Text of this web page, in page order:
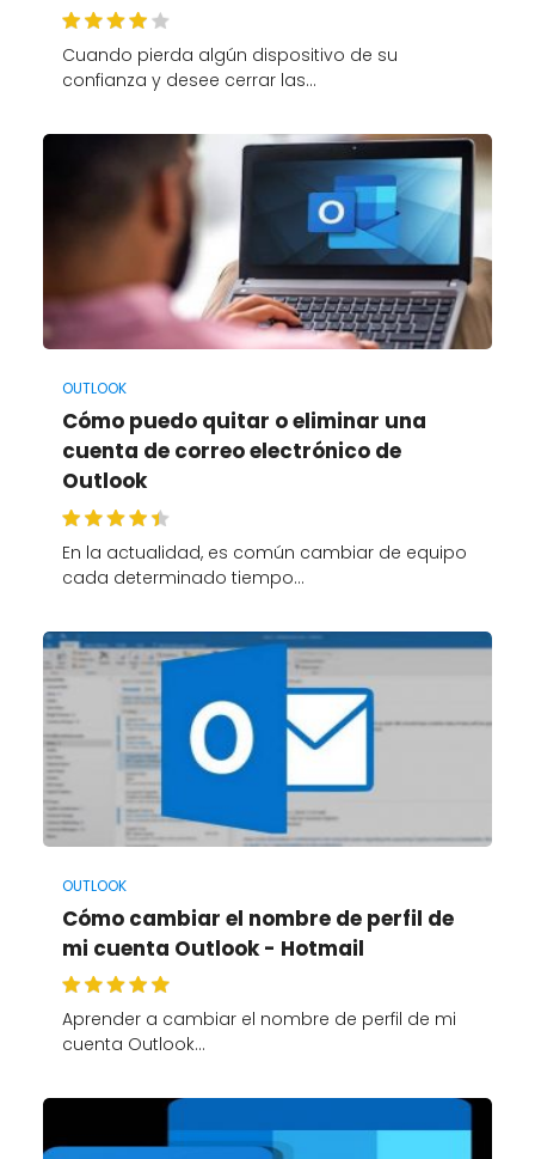
Cuando pierda algún dispositivo de su
confianza y desee cerrar las…
OUTLOOK
Cómo puedo quitar o eliminar una
cuenta de correo electrónico de
Outlook
En la actualidad, es común cambiar de equipo
cada determinado tiempo…
OUTLOOK
Cómo cambiar el nombre de perfil de
mi cuenta Outlook - Hotmail
Aprender a cambiar el nombre de perfil de mi
cuenta Outlook…